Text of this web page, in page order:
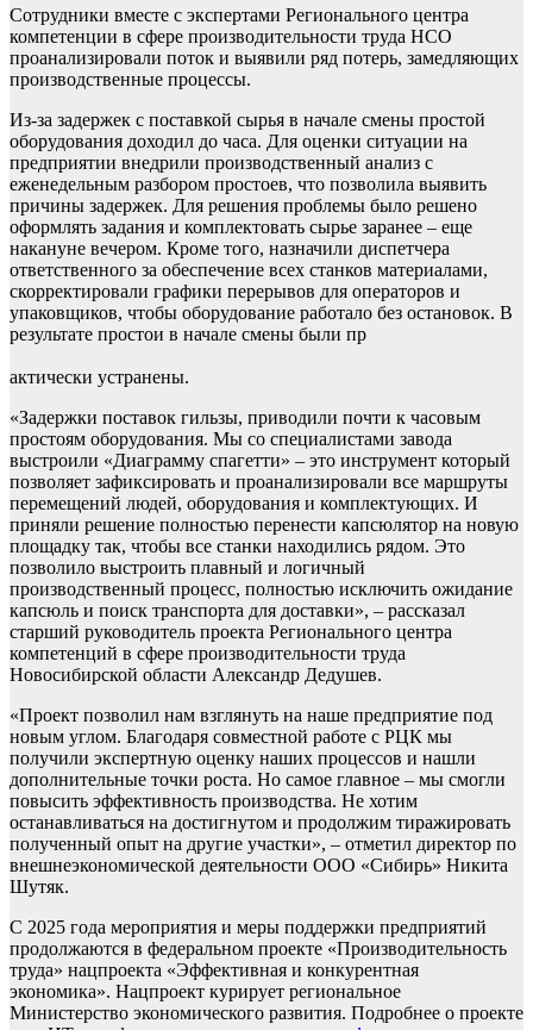
Сотрудники вместе с экспертами Регионального центра
компетенции в сфере производительности труда НСО
проанализировали поток и выявили ряд потерь, замедляющих
производственные процессы.
Из-за задержек с поставкой сырья в начале смены простой
оборудования доходил до часа. Для оценки ситуации на
предприятии внедрили производственный анализ с
еженедельным разбором простоев, что позволила выявить
причины задержек. Для решения проблемы было решено
оформлять задания и комплектовать сырье заранее – еще
накануне вечером. Кроме того, назначили диспетчера
ответственного за обеспечение всех станков материалами,
скорректировали графики перерывов для операторов и
упаковщиков, чтобы оборудование работало без остановок. В
результате простои в начале смены были пр
актически устранены.
«Задержки поставок гильзы, приводили почти к часовым
простоям оборудования. Мы со специалистами завода
выстроили «Диаграмму спагетти» – это инструмент который
позволяет зафиксировать и проанализировали все маршруты
перемещений людей, оборудования и комплектующих. И
приняли решение полностью перенести капсюлятор на новую
площадку так, чтобы все станки находились рядом. Это
позволило выстроить плавный и логичный
производственный процесс, полностью исключить ожидание
капсюль и поиск транспорта для доставки», – рассказал
старший руководитель проекта Регионального центра
компетенций в сфере производительности труда
Новосибирской области Александр Дедушев.
«Проект позволил нам взглянуть на наше предприятие под
новым углом. Благодаря совместной работе с РЦК мы
получили экспертную оценку наших процессов и нашли
дополнительные точки роста. Но самое главное – мы смогли
повысить эффективность производства. Не хотим
останавливаться на достигнутом и продолжим тиражировать
полученный опыт на другие участки», – отметил директор по
внешнеэкономической деятельности ООО «Сибирь» Никита
Шутяк.
С 2025 года мероприятия и меры поддержки предприятий
продолжаются в федеральном проекте «Производительность
труда» нацпроекта «Эффективная и конкурентная
экономика». Нацпроект курирует региональное
Министерство экономического развития. Подробнее о проекте